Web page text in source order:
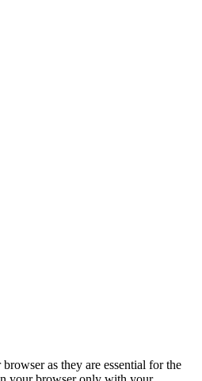
as they are essential for the